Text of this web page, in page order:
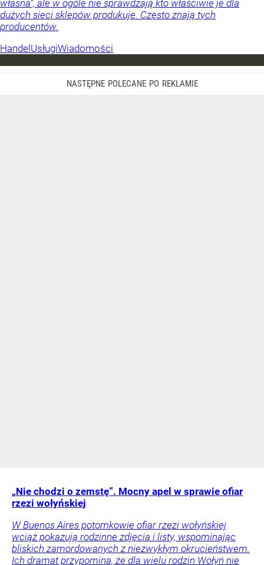
własna”, ale w ogóle nie sprawdzają kto właściwie je dla
dużych sieci sklepów produkuje. Często znają tych
producentów.
Handel UsługiWiadomości